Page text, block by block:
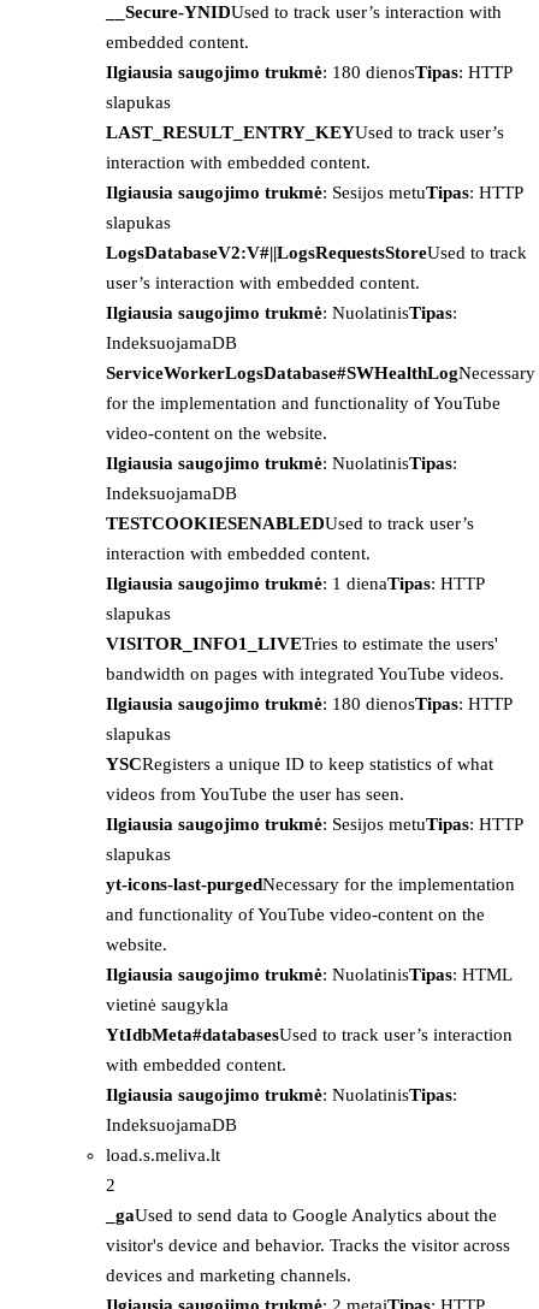
__Secure-YNIDUsed to track user’s interaction with
embedded content.
Ilgiausia saugojimo trukmė: 180 dienosTipas: HTTP
slapukas
LAST_RESULT_ENTRY_KEYUsed to track user’s
interaction with embedded content.
Ilgiausia saugojimo trukmė: Sesijos metuTipas: HTTP
slapukas
LogsDatabaseV2:V#||LogsRequestsStoreUsed to track
user’s interaction with embedded content.
Ilgiausia saugojimo trukmė: NuolatinisTipas:
IndeksuojamaDB
ServiceWorkerLogsDatabase#SWHealthLogNecessary
for the implementation and functionality of YouTube
video-content on the website.
Ilgiausia saugojimo trukmė: NuolatinisTipas:
IndeksuojamaDB
TESTCOOKIESENABLEDUsed to track user’s
interaction with embedded content.
Ilgiausia saugojimo trukmė: 1 dienaTipas: HTTP
slapukas
VISITOR_INFO1_LIVETries to estimate the users'
bandwidth on pages with integrated YouTube videos.
Ilgiausia saugojimo trukmė: 180 dienosTipas: HTTP
slapukas
YSCRegisters a unique ID to keep statistics of what
videos from YouTube the user has seen.
Ilgiausia saugojimo trukmė: Sesijos metuTipas: HTTP
slapukas
yt-icons-last-purgedNecessary for the implementation
and functionality of YouTube video-content on the
website.
Ilgiausia saugojimo trukmė: NuolatinisTipas: HTML
vietinė saugykla
YtIdbMeta#databasesUsed to track user’s interaction
with embedded content.
Ilgiausia saugojimo trukmė: NuolatinisTipas:
IndeksuojamaDB
load.s.meliva.lt
2
_gaUsed to send data to Google Analytics about the
visitor's device and behavior. Tracks the visitor across
devices and marketing channels.
Ilgiausia saugojimo trukmė: 2 metaiTipas: HTTP